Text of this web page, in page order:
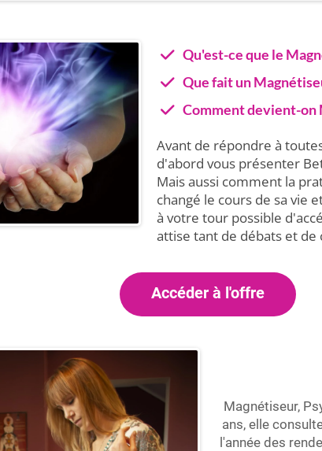
Qu'est-ce que le
Que fait un
Comment devient-on
Avant de répondre à
d'abord vous présenter
Mais aussi comment la
changé le cours de sa vie
à votre tour possible
attise tant de débats et de
Accéder à l'offre
Magnétiseur,
ans, elle
l'année des